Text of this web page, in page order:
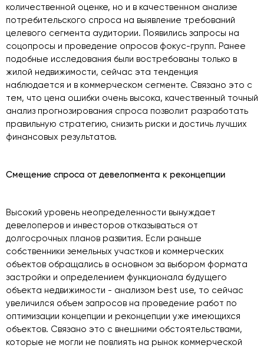
количественной оценке, но и в качественном анализе
потребительского спроса на выявление требований
целевого сегмента аудитории. Появились запросы на
соцопросы и проведение опросов фокус-групп. Ранее
подобные исследования были востребованы только в
жилой недвижимости, сейчас эта тенденция
наблюдается и в коммерческом сегменте. Связано это с
тем, что цена ошибки очень высока, качественный точный
анализ прогнозирования спроса позволит разработать
правильную стратегию, снизить риски и достичь лучших
финансовых результатов.
Смещение спроса от девелопмента к реконцепции
Высокий уровень неопределенности вынуждает
девелоперов и инвесторов отказываться от
долгосрочных планов развития. Если раньше
собственники земельных участков и коммерческих
объектов обращались в основном за выбором формата
застройки и определением функционала будущего
объекта недвижимости - анализом best use, то сейчас
увеличился объем запросов на проведение работ по
оптимизации концепции и реконцепции уже имеющихся
объектов. Связано это с внешними обстоятельствами,
которые не могли не повлиять на рынок коммерческой